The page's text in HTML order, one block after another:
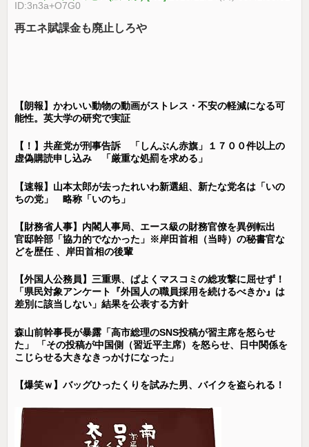
ID:3n3a+O7G0
再エネ賦課金も廃止しろや
【朗報】かわいい動物の動画がストレス・不安の軽減になる可
能性。英大学の研究で実証
【！】共産党が刑事告訴 「しんぶん赤旗」１７００件以上の
虚偽購読申し込み 「厳重な処罰を求める」
【速報】山本太郎が去ったれいわ新選組、新たな党名は「いの
ちの党」 略称「いのち」
【財務省人事】内閣人事局、エース級の財務官僚を異例転出
官邸幹部「協力的でなかった」※岸田首相（当時）の秘書官な
どを歴任 、岸田首相の後輩
【外国人公務員】三重県、ぱよくマスコミの総攻撃に屈せず！
「県民対象アンケート『外国人の職員採用を続けるべきか』は
差別に該当しない」結果を公表する方針
森山前幹事長が暴露「高市総理のSNS投稿が習主席を怒らせ
た」 「その投稿が中国側（習近平主席）を怒らせ、日中関係を
こじらせる大きなきっかけになった」
【爆笑ｗ】バッグひったくりを試みた男、バイクを盗られる！